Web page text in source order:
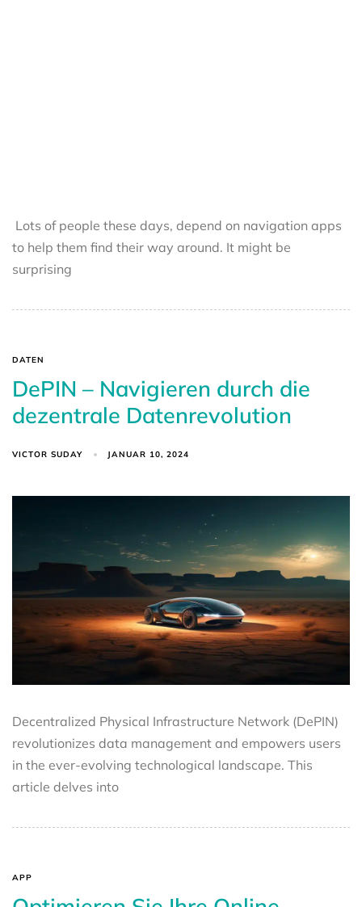
Lots of people these days, depend on navigation apps
to help them find their way around. It might be
surprising
DATEN
DePIN – Navigieren durch die
dezentrale Datenrevolution
VICTOR SUDAY JANUAR 10, 2024
Decentralized Physical Infrastructure Network (DePIN)
revolutionizes data management and empowers users
in the ever-evolving technological landscape. This
article delves into
APP